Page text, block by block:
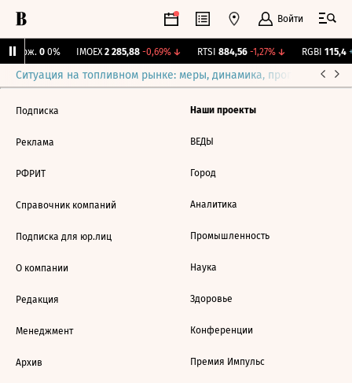
Войти
Бирж. 0 0% IMOEX 2 285,88 -0,69%↓ RTSI 884,56 -1,27%↓ RGBI 115,4
Ситуация на топливном рынке: меры, динамика, прогнозы
Подписка
Реклама
РФРИТ
Справочник компаний
Подписка для юр.лиц
О компании
Редакция
Менеджмент
Архив
Наши проекты
ВЕДЫ
Город
Аналитика
Промышленность
Наука
Здоровье
Конференции
Премия Импульс